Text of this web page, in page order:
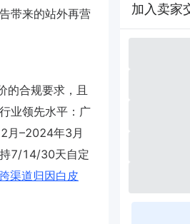
带来的站外再营
合规要求，且
业领先水平：广
月–2024年3月
7/14/30天自定
渠道归因白皮
加入卖家